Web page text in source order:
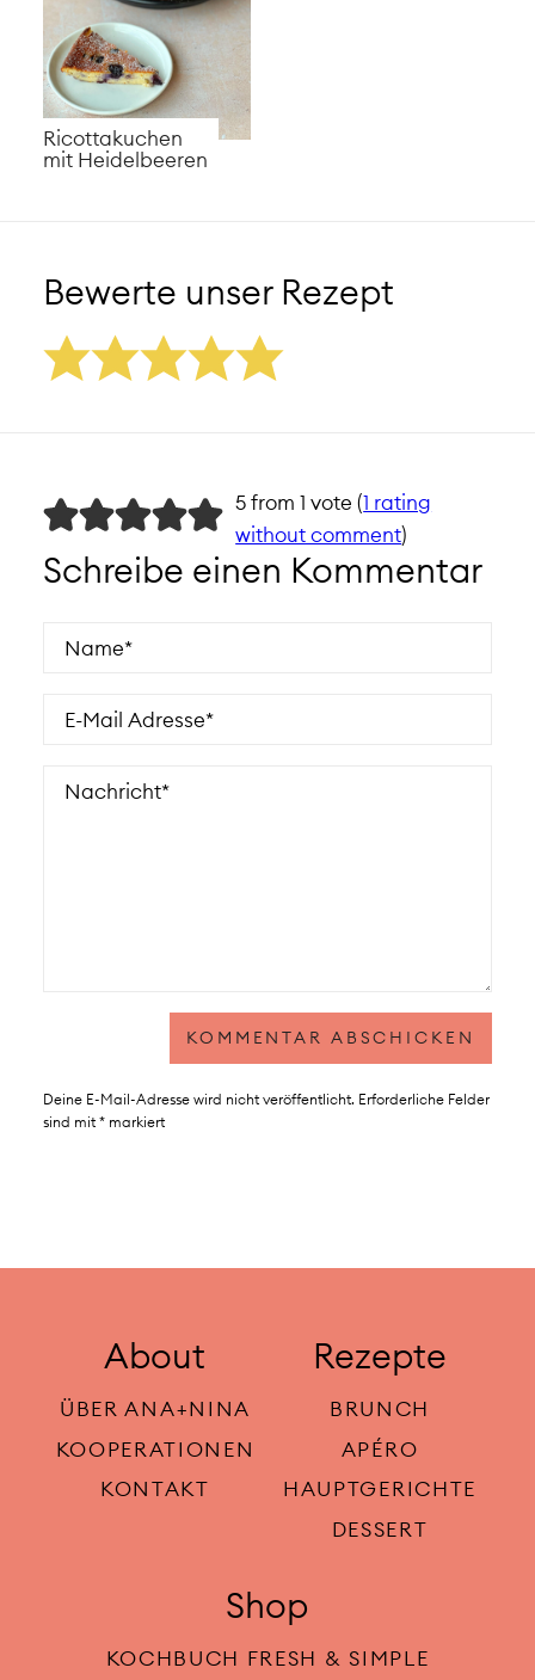
Ricottakuchen
mit Heidelbeeren
Bewerte unser Rezept
5 from 1 vote (1 rating
without comment)
Schreibe einen Kommentar
Deine E-Mail-Adresse wird nicht veröffentlicht. Erforderliche Felder
sind mit *markiert
About
ÜBER ANA+NINA
KOOPERATIONEN
KONTAKT
Rezepte
BRUNCH
APÉRO
HAUPTGERICHTE
DESSERT
Shop
KOCHBUCH FRESH & SIMPLE